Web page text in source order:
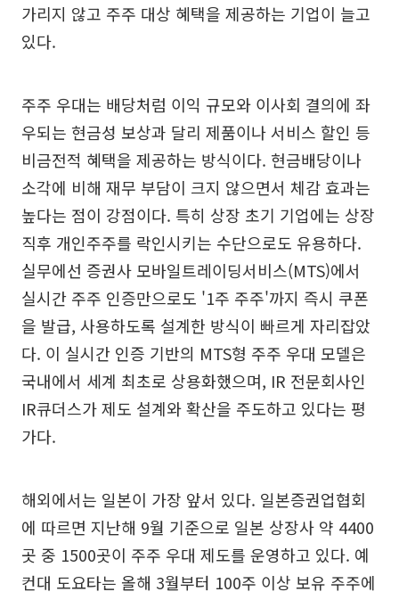
가리지 않고 주주 대상 혜택을 제공하는 기업이 늘고
있다.
주주 우대는 배당처럼 이익 규모와 이사회 결의에 좌
우되는 현금성 보상과 달리 제품이나 서비스 할인 등
비금전적 혜택을 제공하는 방식이다. 현금배당이나
소각에 비해 재무 부담이 크지 않으면서 체감 효과는
높다는 점이 강점이다. 특히 상장 초기 기업에는 상장
직후 개인주주를 락인시키는 수단으로도 유용하다.
실무에선 증권사 모바일트레이딩서비스(MTS)에서
실시간 주주 인증만으로도 '1주 주주'까지 즉시 쿠폰
을 발급, 사용하도록 설계한 방식이 빠르게 자리잡았
다. 이 실시간 인증 기반의 MTS형 주주 우대 모델은
국내에서 세계 최초로 상용화했으며, IR 전문회사인
IR큐더스가 제도 설계와 확산을 주도하고 있다는 평
가다.
해외에서는 일본이 가장 앞서 있다. 일본증권업협회
에 따르면 지난해 9월 기준으로 일본 상장사 약 4400
곳 중 1500곳이 주주 우대 제도를 운영하고 있다. 예
컨대 도요타는 올해 3월부터 100주 이상 보유 주주에